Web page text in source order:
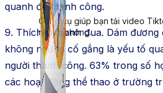
Công cụ giúp bạn tải video
nhanh chóng.
quanh để thành công.
9. Thích sự ganh đua. Dám
không ngừng cố gắng là yếu tố
người thành công. 63% trong số
các hoạt động thể thao ở trường